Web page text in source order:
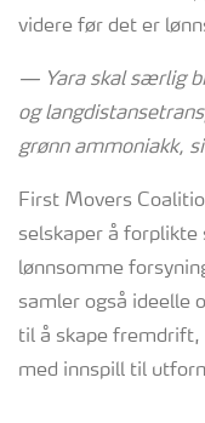
videre før det er
— Yara skal særlig
og
grønn ammoniakk,
First Movers
selskaper å forplikte
lønnsomme
samler også ideelle
til å skape fremdrift,
med innspill til